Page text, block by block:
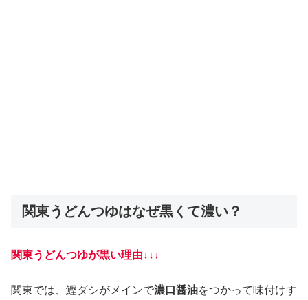
関東うどんつゆはなぜ黒くて濃い？
関東うどんつゆが黒い理由↓↓↓
関東では、鰹ダシがメインで濃口醤油をつかって味付けす